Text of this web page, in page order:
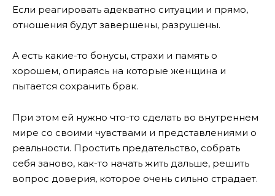
Если реагировать адекватно ситуации и прямо,
отношения будут завершены, разрушены.
А есть какие-то бонусы, страхи и память о
хорошем, опираясь на которые женщина и
пытается сохранить брак.
При этом ей нужно что-то сделать во внутреннем
мире со своими чувствами и представлениями о
реальности. Простить предательство, собрать
себя заново, как-то начать жить дальше, решить
вопрос доверия, которое очень сильно страдает.